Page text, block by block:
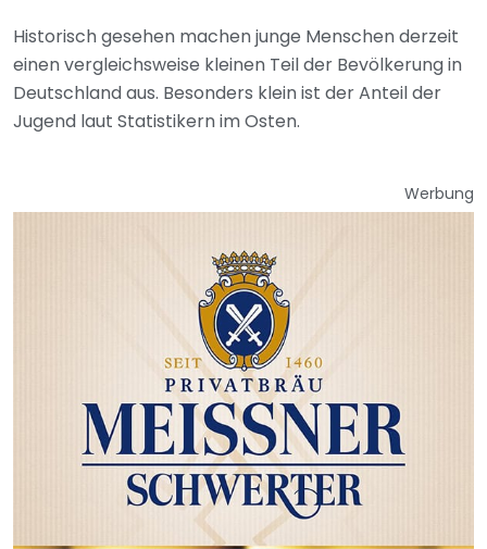
Historisch gesehen machen junge Menschen derzeit
einen vergleichsweise kleinen Teil der Bevölkerung in
Deutschland aus. Besonders klein ist der Anteil der
Jugend laut Statistikern im Osten.
Werbung